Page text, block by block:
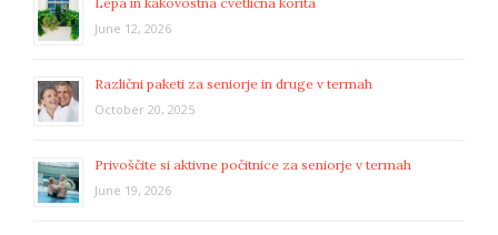
June 12, 2026
Različni paketi za seniorje in druge v termah
October 20, 2025
Privoščite si aktivne počitnice za seniorje v termah
June 19, 2026